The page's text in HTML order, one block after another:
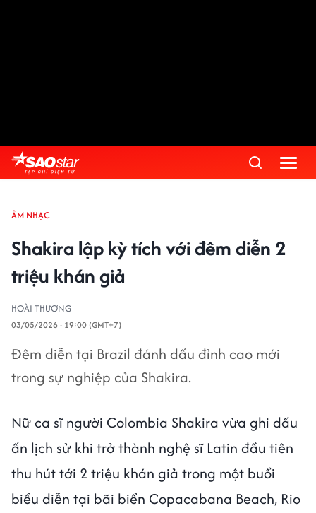
ÂM NHẠC
Shakira lập kỳ tích với đêm diễn 2
triệu khán giả
HOÀI THƯƠNG
03/05/2026 - 19:00 (GMT+7)
Đêm diễn tại Brazil đánh dấu đỉnh cao mới
trong sự nghiệp của Shakira.
Nữ ca sĩ người Colombia Shakira vừa ghi dấu
ấn lịch sử khi trở thành nghệ sĩ Latin đầu tiên
thu hút tới 2 triệu khán giả trong một buổi
biểu diễn tại bãi biển Copacabana Beach, Rio